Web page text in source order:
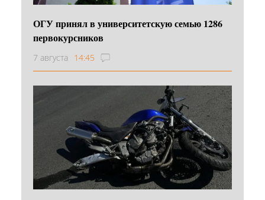
ОГУ принял в университетскую семью 1286
первокурсников
7 августа 14:45